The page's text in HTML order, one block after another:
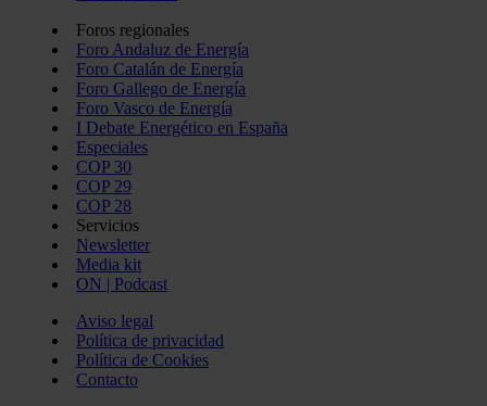
Foros regionales
Foro Andaluz de Energía
Foro Catalán de Energía
Foro Gallego de Energía
Foro Vasco de Energía
I Debate Energético en España
Especiales
COP 30
COP 29
COP 28
Servicios
Newsletter
Media kit
ON | Podcast
Aviso legal
Política de privacidad
Política de Cookies
Contacto